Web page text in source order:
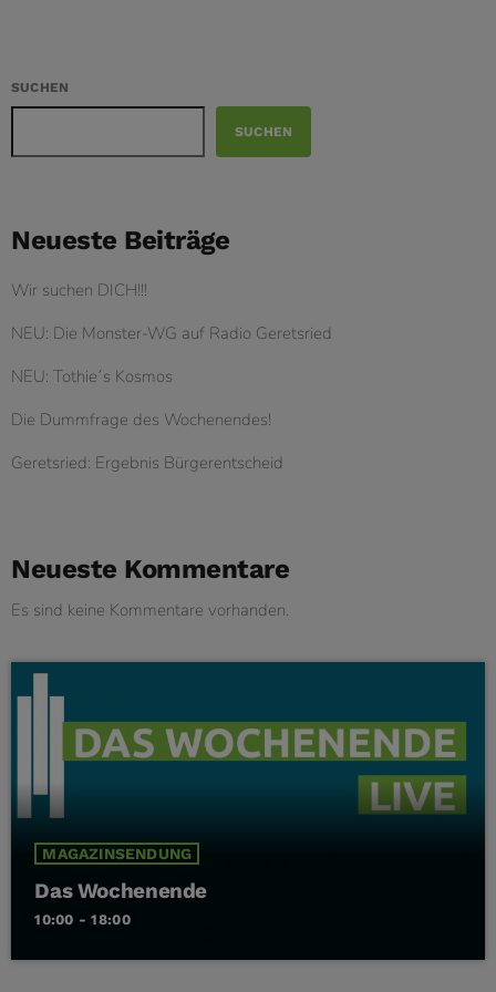
SUCHEN
SUCHEN
Neueste Beiträge
Wir suchen DICH!!!
NEU: Die Monster-WG auf Radio Geretsried
NEU: Tothie´s Kosmos
Die Dummfrage des Wochenendes!
Geretsried: Ergebnis Bürgerentscheid
Neueste Kommentare
Es sind keine Kommentare vorhanden.
MAGAZINSENDUNG
Das Wochenende
10:00 - 18:00